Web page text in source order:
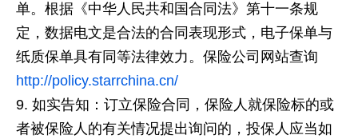
单。根据《中华人民共和国合同法》第十一条规
定，数据电文是合法的合同表现形式，电子保单与
纸质保单具有同等法律效力。保险公司网站查询
http://policy.starrchina.cn/
如实告知：订立保险合同，保险人就保险标的或
者被保险人的有关情况提出询问的，投保人应当如